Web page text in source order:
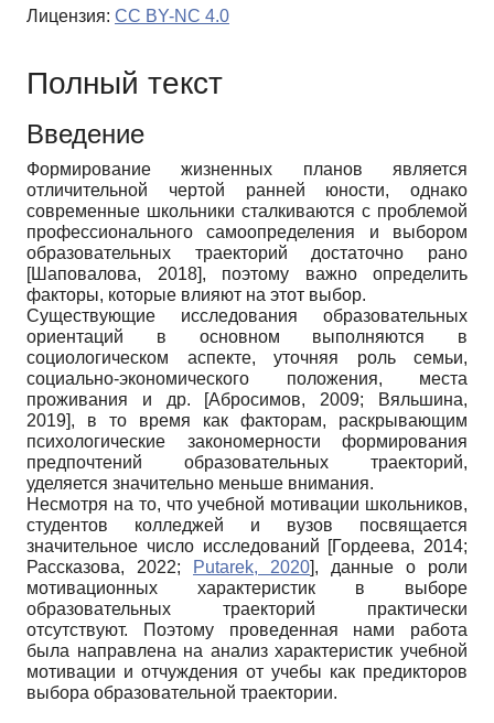
Лицензия: CC BY-NC 4.0
Полный текст
Введение
Формирование жизненных планов является
отличительной чертой ранней юности, однако
современные школьники сталкиваются с проблемой
профессионального самоопределения и выбором
образовательных траекторий достаточно рано
[Шаповалова, 2018], поэтому важно определить
факторы, которые влияют на этот выбор.
Существующие исследования образовательных
ориентаций в основном выполняются в
социологическом аспекте, уточняя роль семьи,
социально-экономического положения, места
проживания и др. [Абросимов, 2009;
Вяльшина,
2019], в то время как факторам, раскрывающим
психологические закономерности формирования
предпочтений образовательных траекторий,
уделяется значительно меньше внимания.
Несмотря на то, что учебной мотивации школьников,
студентов колледжей и вузов посвящается
значительное число исследований [Гордеева, 2014;
Рассказова, 2022; Putarek, 2020], данные о роли
мотивационных характеристик в выборе
образовательных траекторий практически
отсутствуют. Поэтому проведенная нами работа
была направлена на анализ характеристик учебной
мотивации и отчуждения от учебы как предикторов
выбора образовательной траектории.